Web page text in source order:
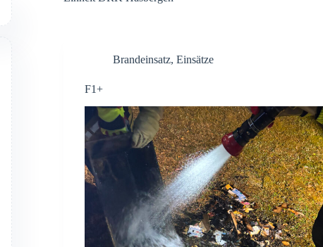
Brandeinsatz, Einsätze
F1+